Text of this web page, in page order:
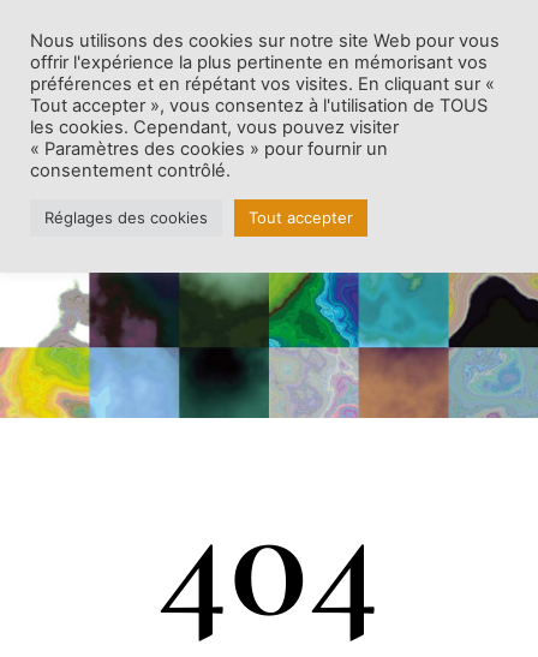
CONTACT
404
Nous utilisons des cookies sur notre site Web pour vous
offrir l'expérience la plus pertinente en mémorisant vos
préférences et en répétant vos visites. En cliquant sur «
Tout accepter », vous consentez à l'utilisation de TOUS
les cookies. Cependant, vous pouvez visiter
« Paramètres des cookies » pour fournir un
consentement contrôlé.
Réglages des cookies Tout accepter